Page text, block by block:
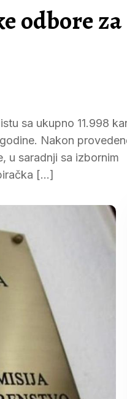
odbore za
sa ukupno 11.998
Nakon
u saradnji sa izbornim
[…]